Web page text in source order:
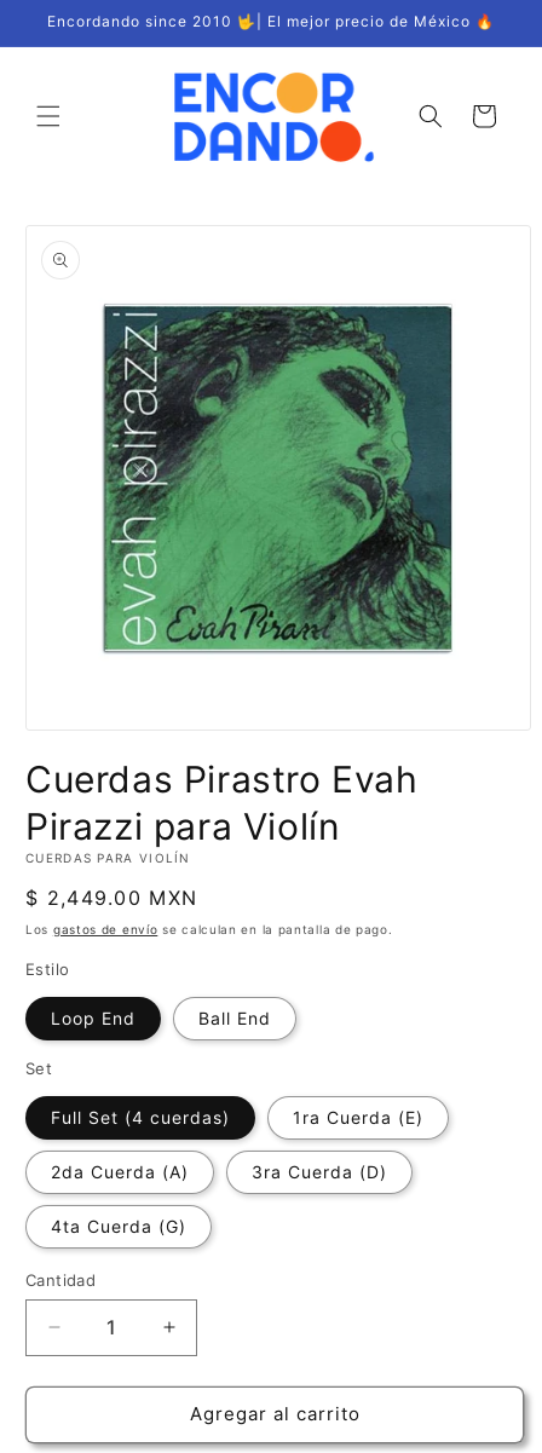
directamente
al contenido
Encordando since 2010 🤟| El mejor precio de México 🔥
Carrito
directamente
información
Abrir
multimedia
1
en
una
ventana
modal
Cuerdas Pirastro Evah
Pirazzi para Violín
CUERDAS PARA VIOLÍN
Precio
habitual
$ 2,449.00 MXN
Los gastos de envío se calculan en la pantalla de pago.
Estilo
Loop End Ball End
Set
Full Set (4 cuerdas) 1ra Cuerda (E)
2da Cuerda (A) 3ra Cuerda (D)
4ta Cuerda (G)
Cantidad
Cantidad
Reducir
cantidad
para
Pirastro
Aumentar
cantidad
para
Cuerdas
Pirastro
Agregar al carrito